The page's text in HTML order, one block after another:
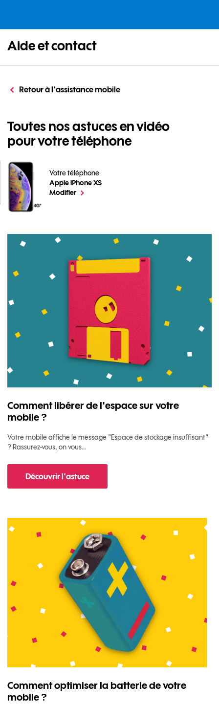
Aide et contact
Retour à l'assistance mobile
Toutes nos astuces en vidéo
pour votre téléphone
Votre téléphone
Apple iPhone XS
Toutes nos astuces en vidéo pour votre téléphone
Modifierle téléphone sélectionné
Comment libérer de l'espace sur votre
mobile ?
Votre mobile affiche le message "Espace de stockage insuffisant"
? Rassurez-vous, on vous…
Découvrir l'astucepour Comment libérer de l'espace sur votre
Comment optimiser la batterie de votre
mobile ?